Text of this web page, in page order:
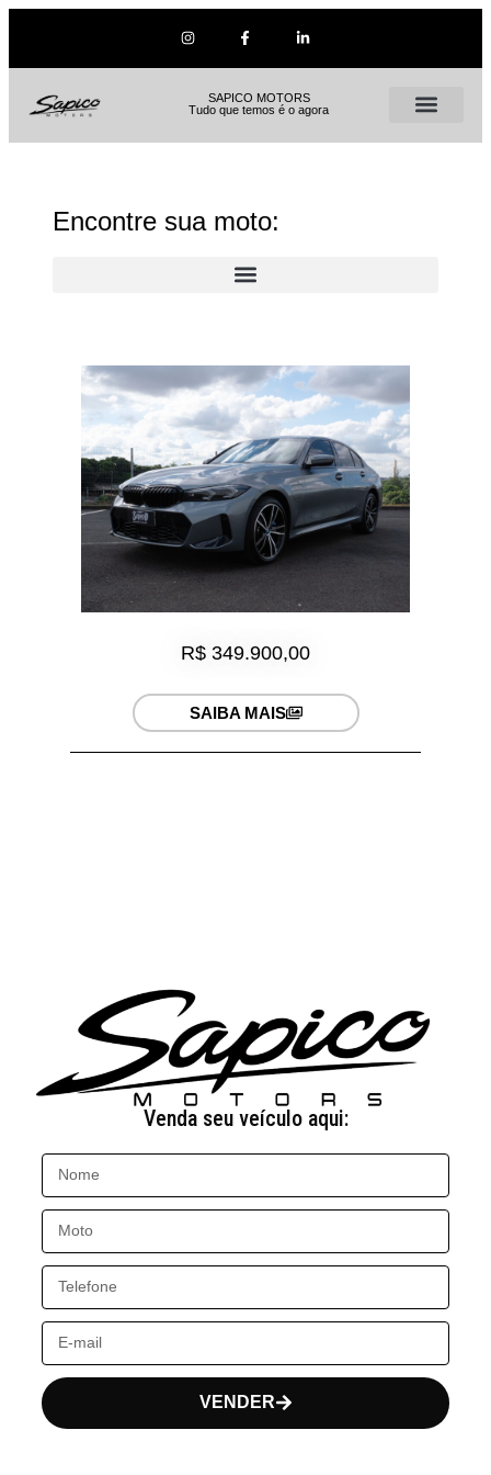
SAPICO MOTORS
Tudo que temos é o agora
Encontre sua moto:
R$ 349.900,00
SAIBA MAIS
Venda seu veículo aqui:
VENDER